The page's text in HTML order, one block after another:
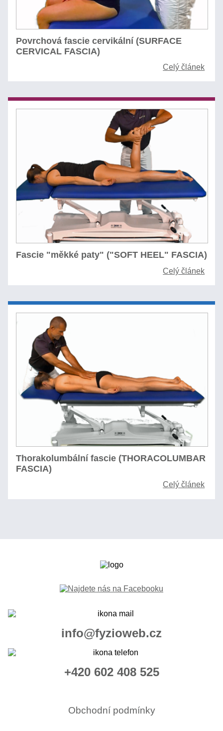
Povrchová fascie cervikální (SURFACE
CERVICAL FASCIA)
Celý článek
Fascie "měkké paty" ("SOFT HEEL" FASCIA)
Celý článek
Thorakolumbální fascie (THORACOLUMBAR
FASCIA)
Celý článek
info@fyzioweb.cz
+420 602 408 525
Obchodní podmínky